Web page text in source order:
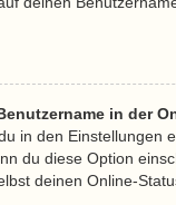
in der
in den Einstellungen
du diese Option
deinen Online-